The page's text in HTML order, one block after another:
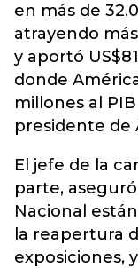
en más de
atrayendo
y aportó
donde
millones al
presidente de
El jefe de la
parte,
Nacional
la reapertura
exposiciones,